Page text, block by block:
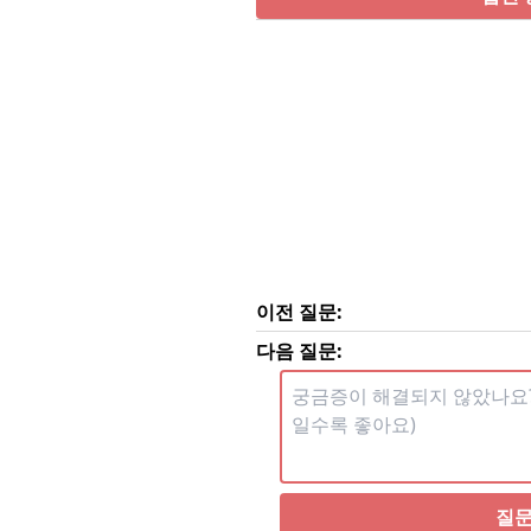
이전 질문:
다음 질문:
질